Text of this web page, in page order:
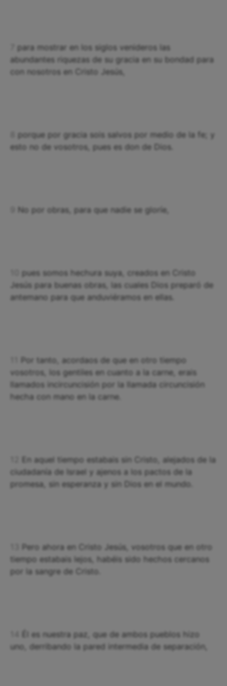
para mostrar en los siglos venideros las
abundantes riquezas de su gracia en su bondad para
con nosotros en Cristo Jesús,
porque por gracia sois salvos por medio de la fe; y
esto no de vosotros, pues es don de Dios.
No por obras, para que nadie se gloríe,
pues somos hechura suya, creados en Cristo
Jesús para buenas obras, las cuales Dios preparó de
antemano para que anduviéramos en ellas.
Por tanto, acordaos de que en otro tiempo
vosotros, los gentiles en cuanto a la carne, erais
llamados incircuncisión por la llamada circuncisión
hecha con mano en la carne.
En aquel tiempo estabais sin Cristo, alejados de la
ciudadanía de Israel y ajenos a los pactos de la
promesa, sin esperanza y sin Dios en el mundo.
Pero ahora en Cristo Jesús, vosotros que en otro
tiempo estabais lejos, habéis sido hechos cercanos
por la sangre de Cristo.
Él es nuestra paz, que de ambos pueblos hizo
uno, derribando la pared intermedia de separación,